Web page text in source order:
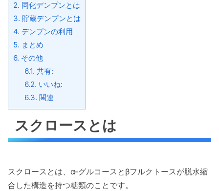
2. 同化デンプンとは
3. 貯蔵デンプンとは
4. デンプンの利用
5. まとめ
6. その他
6.1. 共有:
6.2. いいね:
6.3. 関連
スクロースとは
スクロースとは、α-グルコースとβフルクトースが脱水縮
合した構造を持つ糖類のことです。